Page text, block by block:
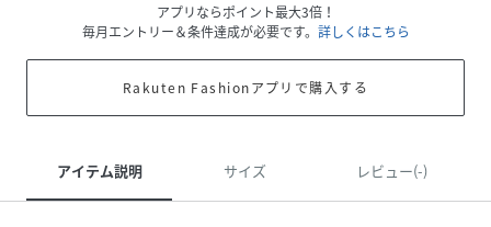
アプリならポイント最大3倍！
毎月エントリー＆条件達成が必要です。 詳しくはこちら
Rakuten Fashionアプリで購入する
アイテム説明 サイズ レビュー(-)